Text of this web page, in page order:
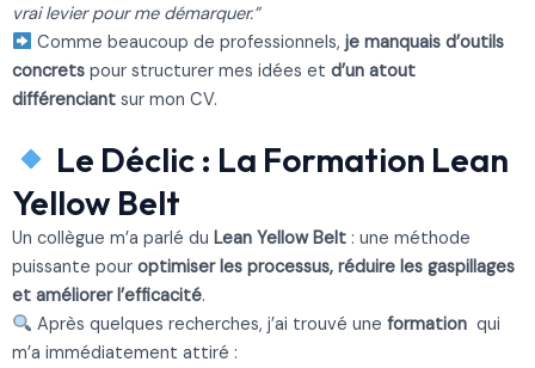
vrai levier pour me démarquer.”
Comme beaucoup de professionnels, je manquais d’outils
concrets pour structurer mes idées et d’un atout
différenciant sur mon CV.
Le Déclic : La Formation Lean
Yellow Belt
Un collègue m’a parlé du Lean Yellow Belt : une méthode
puissante pour optimiser les processus, réduire les gaspillages
et améliorer l’efficacité.
Après quelques recherches, j’ai trouvé une formation qui
m’a immédiatement attiré :